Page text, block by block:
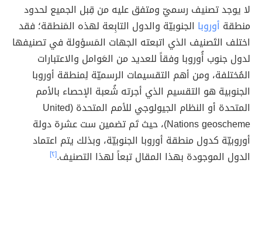
لا يوجد تصنيف رسميّ ومتفق عليه من قِبل الجميع لحدود
منطقة أوروبا الجنوبيّة والدول التابِعة لهذه المَنطقة؛ فقد
اختلف التَصنيف الذي اتبعته الجهات المَسؤولة في تصنيفها
لدول جنوب أُوروبا وفقاً للعديد من العَوامل والاعتبارات
المُختلفة، ومن أهم التقسيمات الرسميّة لِمنطقة أوروبا
الجنوبية هو التقسيم الذي أجرته شُعبة الإحصاء بالأمم
المتحدة أو النظام الجيولوجي للأمم المتحدة (United
Nations geoscheme)، حيث تَم تضمين ست عشرة دولة
أوروبيّة كدول منطقة أوروبا الجنوبيّة، وبذلك يتم اعتماد
الدول الموجودة بهذا المقال تبعاً لهذا التصنيف.[٢]